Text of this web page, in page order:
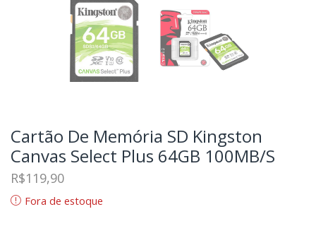
Cartão De Memória SD Kingston
Canvas Select Plus 64GB 100MB/s
R$119,90
Fora de estoque